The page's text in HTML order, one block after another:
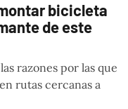
bicicleta
de este
razones por las que
rutas cercanas a